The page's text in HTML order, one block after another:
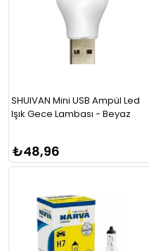
SHUIVAN Mini USB Ampül Led
Işık Gece Lambası - Beyaz
₺48,96